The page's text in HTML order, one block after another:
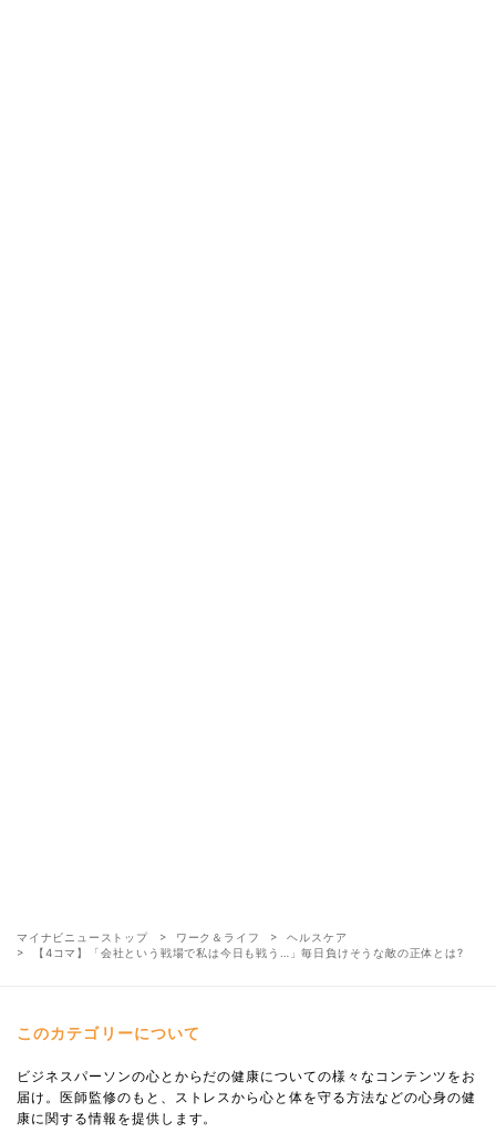
マイナビニューストップ ワーク＆ライフ
ヘルスケア
【4コマ】「会社という戦場で私は今日も戦う…」毎日負けそうな敵の正体とは?
このカテゴリーについて
ビジネスパーソンの心とからだの健康についての様々なコンテンツをお
届け。医師監修のもと、ストレスから心と体を守る方法などの心身の健
康に関する情報を提供します。